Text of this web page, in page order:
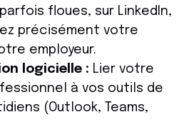
floues, sur LinkedIn,
précisément votre
employeur.
logicielle : Lier votre
à vos outils de
(Outlook, Teams,